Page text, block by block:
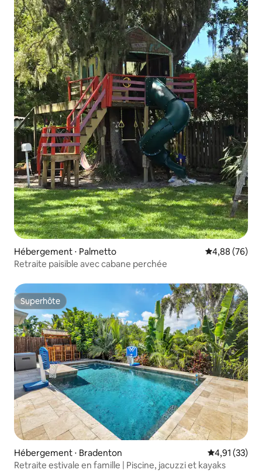
Hébergement ⋅ Palmetto Évaluation
4,88 (76)
Retraite paisible avec cabane perchée
Superhôte
Superhôte
Hébergement ⋅ Bradenton Évaluation
4,91 (33)
Retraite estivale en famille | Piscine, jacuzzi et kayaks